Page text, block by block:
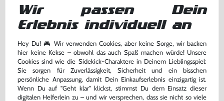
Original Wireless DualShock 4
Controller #Jet Black / schwarz
V2 [Sony]
sehr guter Zustand, gebraucht
nur59,99 €
Original Wireless DualShock 4
Controller #Jet Black / schwarz
V2 [Sony]
gebraucht
nur49,99 €
Wir passen Dein
Erlebnis individuell an
Hey Du! 🎮 Wir verwenden Cookies, aber keine Sorge, wir backen
hier keine Kekse – obwohl das auch Spaß machen würde! Unsere
Cookies sind wie die Sidekick-Charaktere in Deinem Lieblingsspiel:
Sie sorgen für Zuverlässigkeit, Sicherheit und ein bisschen
persönliche Anpassung, damit Dein Einkaufserlebnis einzigartig ist.
Wenn Du auf "Geht klar" klickst, stimmst Du dem Einsatz dieser
digitalen Helferlein zu – und wir versprechen, dass sie nicht so viele